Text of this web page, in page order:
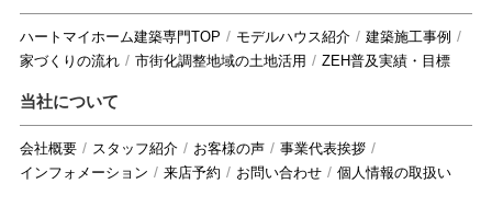
ハートマイホーム建築専門TOP モデルハウス紹介
建築施工事例
家づくりの流れ
市街化調整地域の土地活用 ZEH普及実績・目標
当社について
会社概要 スタッフ紹介 お客様の声
事業代表挨拶
インフォメーション
来店予約 お問い合わせ 個人情報の取扱い